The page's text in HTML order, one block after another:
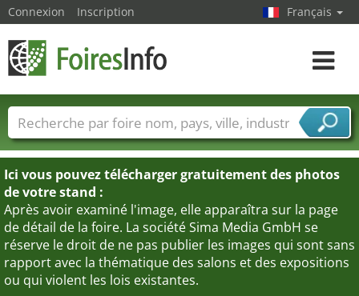
Ici vous pouvez télécharger gratuitement des photos
de votre stand :
Après avoir examiné l'image, elle apparaîtra sur la page
de détail de la foire. La société Sima Media GmbH se
réserve le droit de ne pas publier les images qui sont sans
rapport avec la thématique des salons et des expositions
ou qui violent les lois existantes.
Connexion Inscription Français
Toggle
Foire noms Pays Villes
Secteurs de foire
Secteurs du fournisseur de services